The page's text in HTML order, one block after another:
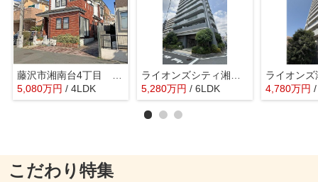
5,080万円 / 4LDK
5,280万円 / 6LDK 4,780万円
こだわり特集